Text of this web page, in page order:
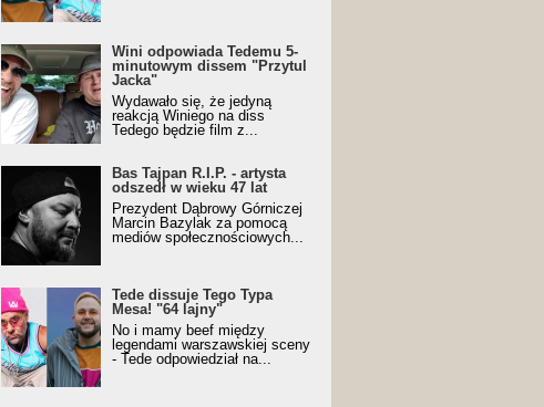
Wini odpowiada Tedemu 5-
minutowym dissem "Przytul
Jacka"
Wydawało się, że jedyną
reakcją Winiego na diss
Tedego będzie film z...
Bas Tajpan R.I.P. - artysta
odszedł w wieku 47 lat
Prezydent Dąbrowy Górniczej
Marcin Bazylak za pomocą
mediów społecznościowych...
Tede dissuje Tego Typa
Mesa! "64 lajny"
No i mamy beef między
legendami warszawskiej sceny
- Tede odpowiedział na...